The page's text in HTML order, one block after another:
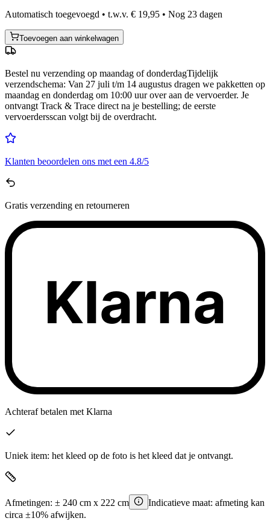
Automatisch toegevoegd • t.w.v. € 19,95 • Nog 23 dagen
Toevoegen aan winkelwagen
Bestel nu verzending op maandag of donderdagTijdelijk
verzendschema: Van 27 juli t/m 14 augustus dragen we pakketten op
maandag en donderdag om 10:00 uur over aan de vervoerder. Je
ontvangt Track & Trace direct na je bestelling; de eerste
vervoerdersscan volgt bij de overdracht.
Klanten beoordelen ons met een 4.8/5
Gratis verzending en retourneren
Klarna
Achteraf betalen met Klarna
Uniek item: het kleed op de foto is het kleed dat je ontvangt.
Afmetingen: ± 240 cm x 222 cm
Indicatieve maat: afmeting kan
circa ±10% afwijken.